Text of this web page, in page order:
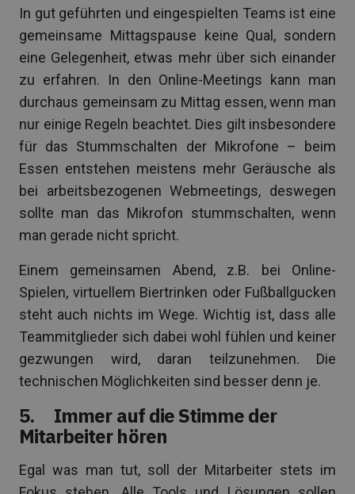
In gut geführten und eingespielten Teams ist eine
gemeinsame Mittagspause keine Qual, sondern
eine Gelegenheit, etwas mehr über sich einander
zu erfahren. In den Online-Meetings kann man
durchaus gemeinsam zu Mittag essen, wenn man
nur einige Regeln beachtet. Dies gilt insbesondere
für das Stummschalten der Mikrofone – beim
Essen entstehen meistens mehr Geräusche als
bei arbeitsbezogenen Webmeetings, deswegen
sollte man das Mikrofon stummschalten, wenn
man gerade nicht spricht.
Einem gemeinsamen Abend, z.B. bei Online-
Spielen, virtuellem Biertrinken oder Fußballgucken
steht auch nichts im Wege. Wichtig ist, dass alle
Teammitglieder sich dabei wohl fühlen und keiner
gezwungen wird, daran teilzunehmen. Die
technischen Möglichkeiten sind besser denn je.
5. Immer auf die Stimme der
Mitarbeiter hören
Egal was man tut, soll der Mitarbeiter stets im